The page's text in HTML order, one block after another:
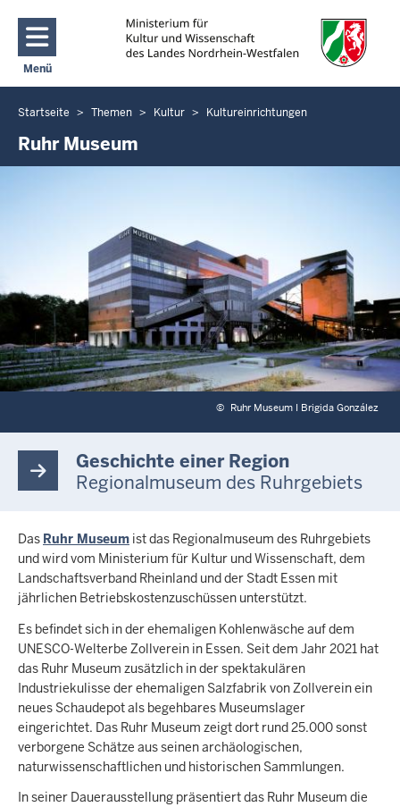
Direkt zum Inhalt
Menü
Navigation aktivieren/deaktivieren: Main Menu
Sie
befinden
Startseite Themen Kultur Kultureinrichtungen
Ruhr Museum
© Ruhr Museum I Brigida González
Geschichte einer Region
Regionalmuseum des Ruhrgebiets
Das Ruhr Museum ist das Regionalmuseum des Ruhrgebiets
und wird vom Ministerium für Kultur und Wissenschaft, dem
Landschaftsverband Rheinland und der Stadt Essen mit
jährlichen Betriebskostenzuschüssen unterstützt.
Es befindet sich in der ehemaligen Kohlenwäsche auf dem
UNESCO-Welterbe Zollverein in Essen. Seit dem Jahr 2021 hat
das Ruhr Museum zusätzlich in der spektakulären
Industriekulisse der ehemaligen Salzfabrik von Zollverein ein
neues Schaudepot als begehbares Museumslager
eingerichtet. Das Ruhr Museum zeigt dort rund 25.000 sonst
verborgene Schätze aus seinen archäologischen,
naturwissenschaftlichen und historischen Sammlungen.
In seiner Dauerausstellung präsentiert das Ruhr Museum die